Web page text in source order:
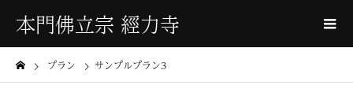
本門佛立宗 經力寺
プラン サンプルプラン3